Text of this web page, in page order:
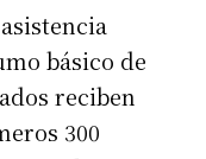
básico de
reciben
300